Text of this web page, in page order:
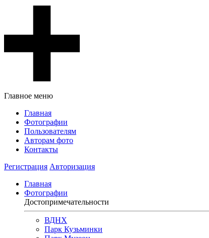
Главное меню
Главная
Фотографии
Пользователям
Авторам фото
Контакты
Регистрация Авторизация
Главная
Фотографии
Достопримечательности
ВДНХ
Парк Кузьминки